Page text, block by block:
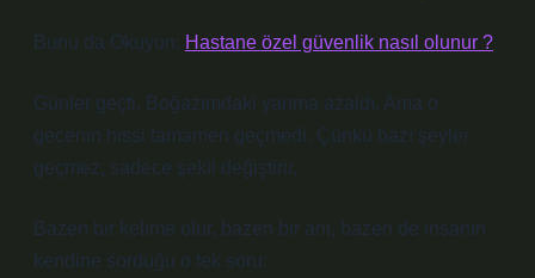
Bunu da Okuyun: Hastane özel güvenlik nasıl olunur ?
Günler geçti. Boğazımdaki yanma azaldı. Ama o
gecenin hissi tamamen geçmedi. Çünkü bazı şeyler
geçmez, sadece şekil değiştirir.
Bazen bir kelime olur, bazen bir anı, bazen de insanın
kendine sorduğu o tek soru: